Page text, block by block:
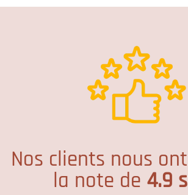
Nos clients nous
la note de 4.9